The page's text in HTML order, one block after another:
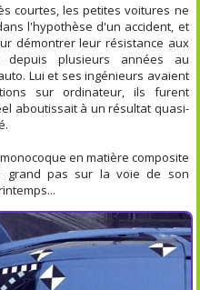
courtes, les petites voitures ne
l'hypothèse d'un accident, et
démontrer leur résistance aux
depuis plusieurs années au
Lui et ses ingénieurs avaient
sur ordinateur, ils furent
aboutissait à un résultat quasi-
en matière composite
grand pas sur la voie de son